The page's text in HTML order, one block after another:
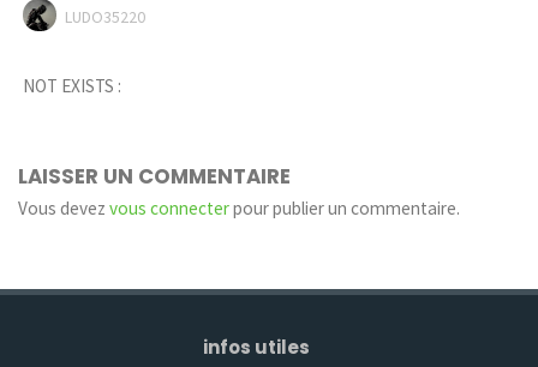
LUDO35220
NOT EXISTS :
LAISSER UN COMMENTAIRE
Vous devezvous connecterpour publier un commentaire.
infos utiles